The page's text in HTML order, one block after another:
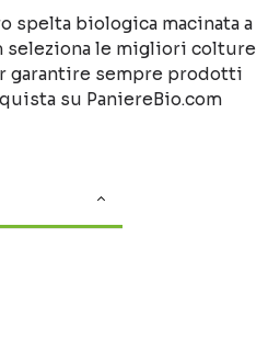
spelta biologica macinata a
seleziona le migliori colture
garantire sempre prodotti
su PaniereBio.com